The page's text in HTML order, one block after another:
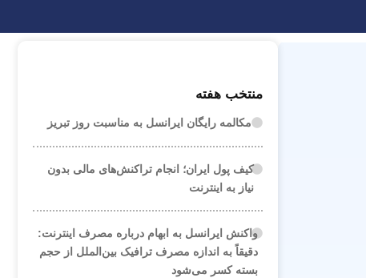
منتخب هفته
مکالمه رایگان ایرانسل به مناسبت روز تبریز
کیف پول ایران؛ انجام تراکنش‌های مالی بدون
نیاز به اینترنت
واکنش ایرانسل به ابهام درباره مصرف اینترنت:
دقیقاً به اندازه مصرف ترافیک بین‌الملل از حجم
بسته کسر می‌شود